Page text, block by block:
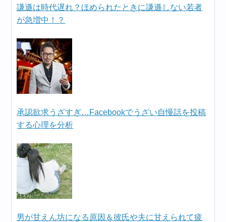
謙遜は時代遅れ？ほめられたときに謙遜しない若者
が急増中！？
承認欲求うざすぎ…Facebookでうざい自慢話を投稿
する心理を分析
男が甘えん坊になる原因＆彼氏や夫に甘えられて疲